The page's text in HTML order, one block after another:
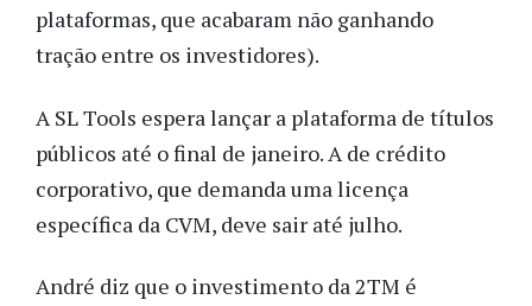
plataformas, que acabaram não ganhando
tração entre os investidores).
A SL Tools espera lançar a plataforma de títulos
públicos até o final de janeiro. A de crédito
corporativo, que demanda uma licença
específica da CVM, deve sair até julho.
André diz que o investimento da 2TM é